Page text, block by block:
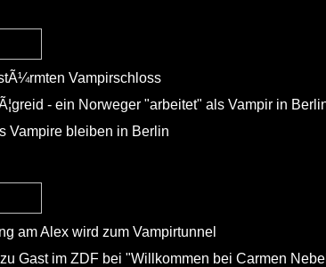
Vampirschloss
- ein Norweger "arbeitet" als Vampir in
Vampire bleiben in Berlin
am Alex wird zum Vampirtunnel
Gast im ZDF bei "Willkommen bei Carmen